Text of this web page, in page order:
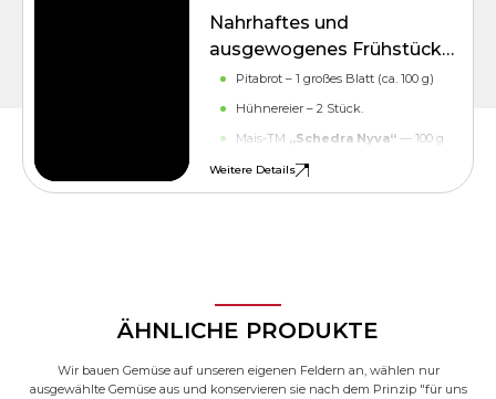
Nahrhaftes und
ausgewogenes Frühstück
mit Mais
Pitabrot – 1 großes Blatt (ca. 100 g)
Hühnereier – 2 Stück.
Mais-TM „Schedra Nyva“ — 100 g
Mozzarella (gerieben oder Kugeln) –
Gewürze – nach Geschmack (Salz,
Pfeffer, getrockneter Knoblauch,
Weitere Details
ÄHNLICHE PRODUKTE
Wir bauen Gemüse auf unseren eigenen Feldern an, wählen nur
ausgewählte Gemüse aus und konservieren sie nach dem Prinzip "für uns